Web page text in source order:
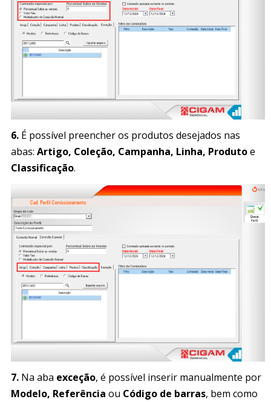
6. É possível preencher os produtos desejados nas
abas: Artigo, Coleção, Campanha, Linha, Produtoe
Classificação.
7. Na aba exceção, é possível inserir manualmente por
Modelo, Referência ou Código de barras, bem como